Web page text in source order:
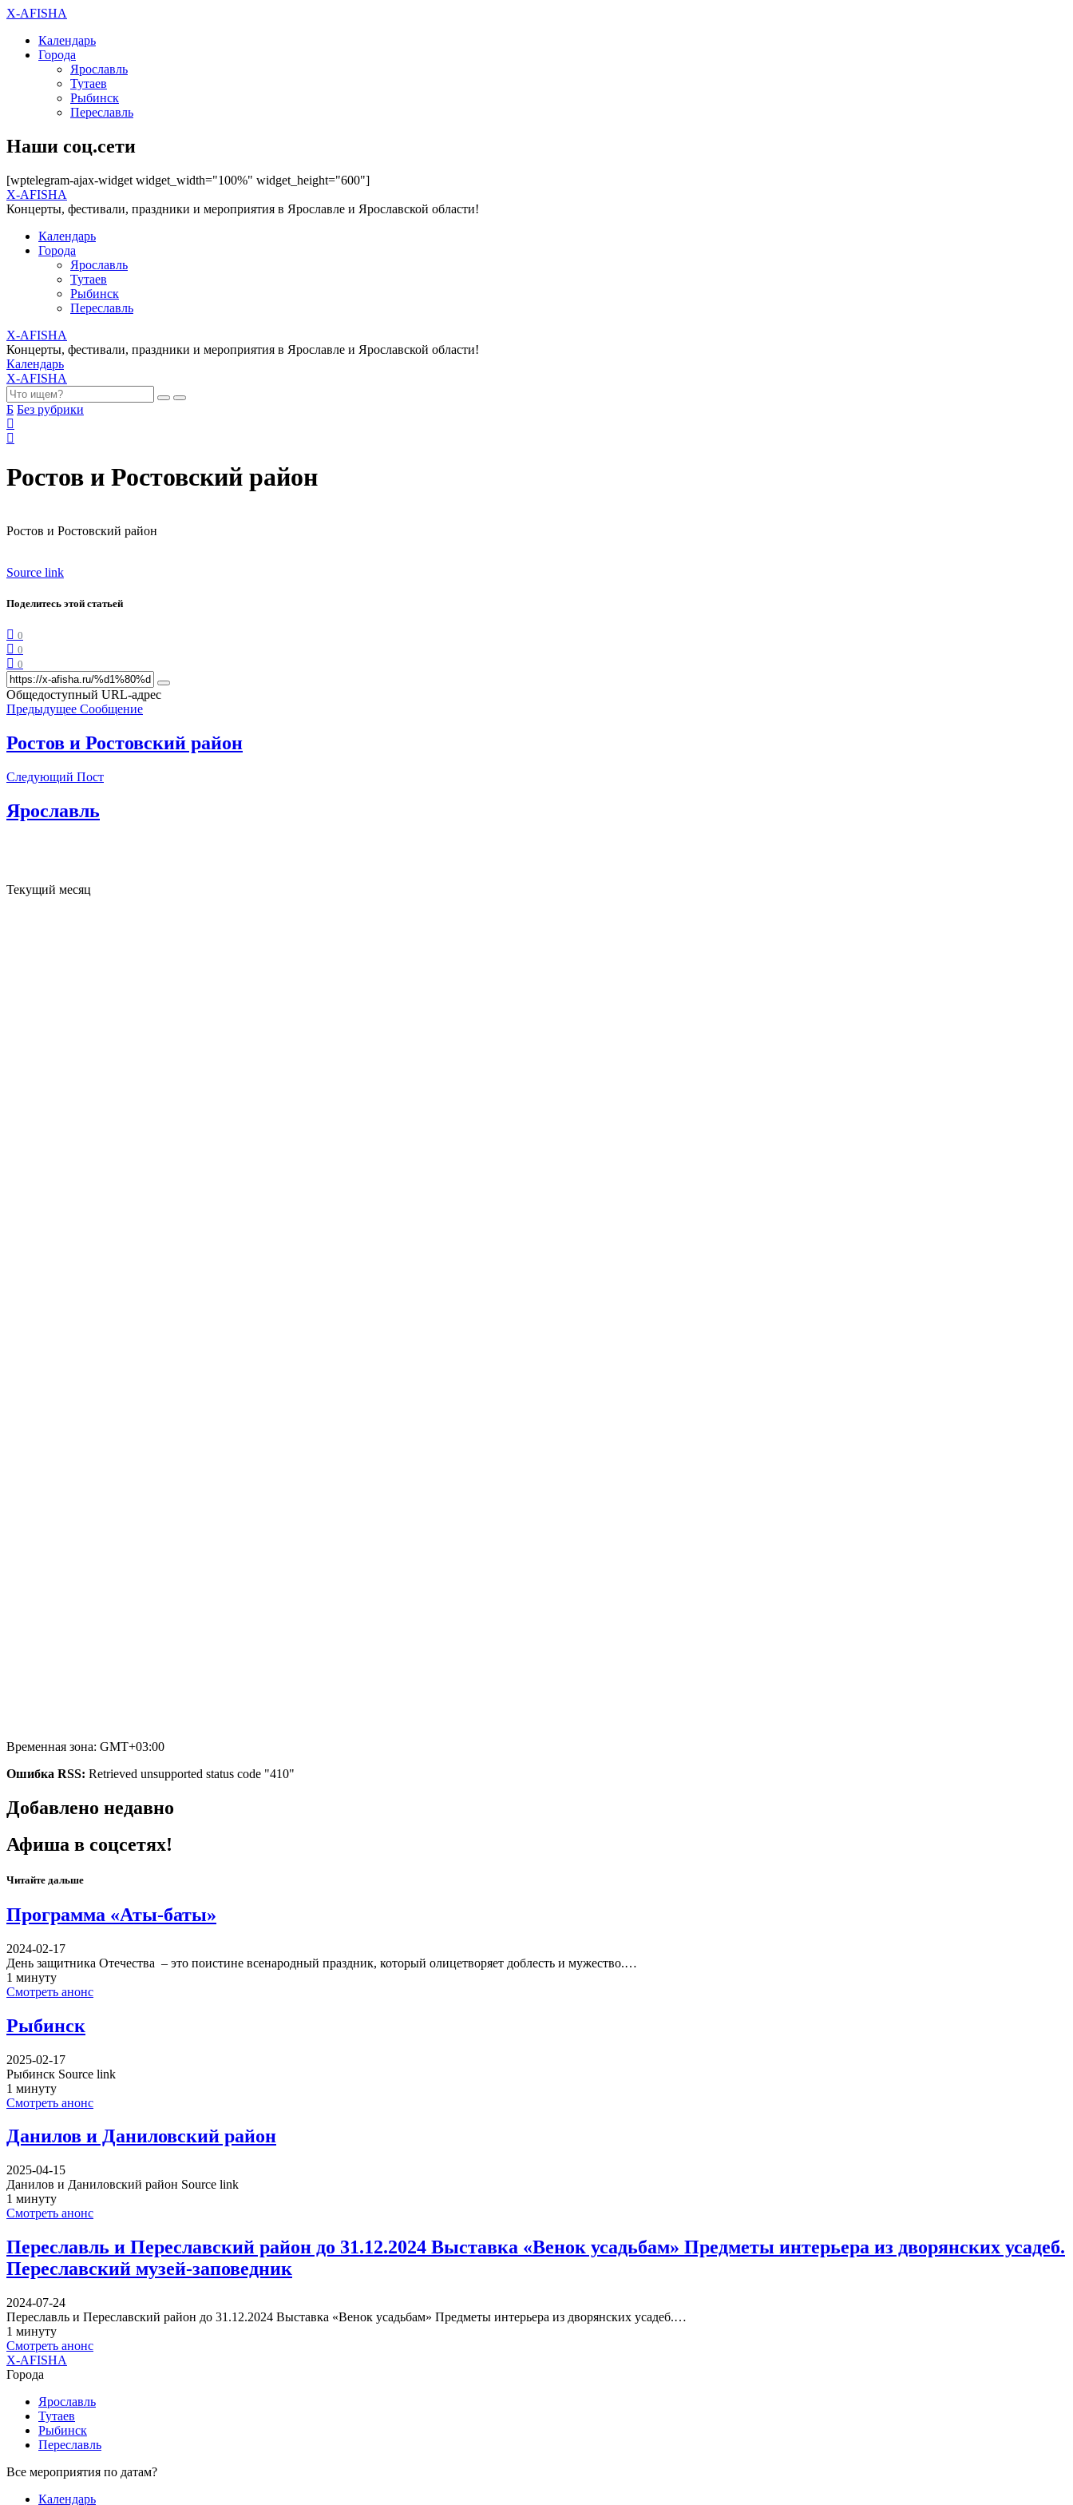
X-AFISHA
Календарь
Города
Ярославль
Тутаев
Рыбинск
Переславль
Наши соц.сети
[wptelegram-ajax-widget widget_width="100%" widget_height="600"]
X-AFISHA
Концерты, фестивали, праздники и мероприятия в Ярославле и Ярославской области!
Календарь
Города
Ярославль
Тутаев
Рыбинск
Переславль
X-AFISHA
Концерты, фестивали, праздники и мероприятия в Ярославле и Ярославской области!
Календарь
X-AFISHA
Б Без рубрики
Ростов и Ростовский район
Ростов и Ростовский район
Source link
Поделитесь этой статьей
0
0
0
Общедоступный URL-адрес
Предыдущее Сообщение
Ростов и Ростовский район
Следующий Пост
Ярославль
Текущий месяц
Временная зона: GMT+03:00
Ошибка RSS: Retrieved unsupported status code "410"
Добавлено недавно
Афиша в соцсетях!
Читайте дальше
Программа «Аты-баты»
2024-02-17
День защитника Отечества – это поистине всенародный праздник, который олицетворяет доблесть и мужество.…
1 минуту
Смотреть анонс
Рыбинск
2025-02-17
Рыбинск Source link
1 минуту
Смотреть анонс
Данилов и Даниловский район
2025-04-15
Данилов и Даниловский район Source link
1 минуту
Смотреть анонс
Переславль и Переславский район до 31.12.2024 Выставка «Венок усадьбам» Предметы интерьера из дворянских усадеб.
Переславский музей-заповедник
2024-07-24
Переславль и Переславский район до 31.12.2024 Выставка «Венок усадьбам» Предметы интерьера из дворянских усадеб.…
1 минуту
Смотреть анонс
X-AFISHA
Города
Ярославль
Тутаев
Рыбинск
Переславль
Все мероприятия по датам?
Календарь